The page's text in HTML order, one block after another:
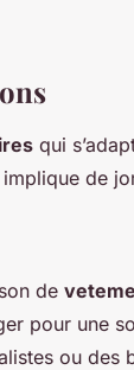
qui
implique de
de
pour une
ou des